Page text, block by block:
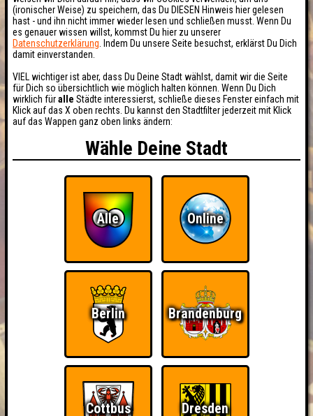
HIGHSCORE RESERVIERUNG
(ironischer Weise) zu speichern, das Du DIESEN Hinweis hier gelesen
hast - und ihn nicht immer wieder lesen und schließen musst. Wenn Du
es genauer wissen willst, kommst Du hier zu unserer
Datenschutzerklärung . Indem Du unsere Seite besuchst, erklärst Du Dich
damit einverstanden.
VIEL wichtiger ist aber, dass Du Deine Stadt wählst, damit wir die Seite
für Dich so übersichtlich wie möglich halten können. Wenn Du Dich
wirklich füralle Städte interessierst, schließe dieses Fenster einfach mit
Klick auf das X oben rechts. Du kannst den Stadtfilter jederzeit mit Klick
auf das Wappen ganz oben links ändern:
Wähle Deine Stadt
Alle Online
Berlin Brandenburg
Cottbus Dresden